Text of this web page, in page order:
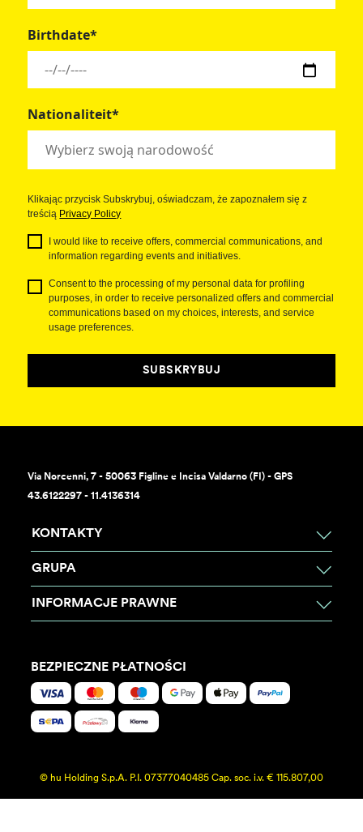
Birthdate*
Nationaliteit*
Klikając przycisk Subskrybuj, oświadczam, że zapoznałem się z
treścią Privacy Policy
I would like to receive offers, commercial communications, and
information regarding events and initiatives.
Consent to the processing of my personal data for profiling
purposes, in order to receive personalized offers and commercial
communications based on my choices, interests, and service
usage preferences.
SUBSKRYBUJ
Via Norcenni, 7 - 50063 Figline e Incisa Valdarno (FI) - GPS
43.6122297 - 11.4136314
KONTAKTY
GRUPA
INFORMACJE PRAWNE
BEZPIECZNE PŁATNOŚCI
© hu Holding S.p.A. P.I. 07377040485 Cap. soc. i.v. € 115.807,00